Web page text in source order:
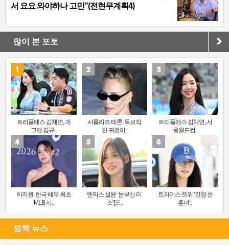
서 요요 와야하나 고민”(전현무계획4)
많이 본 포토
트리플에스 김채연, 개
그맨 김규..
샤를리즈 테론, 독보적
인 귀걸이..
트리플에스 김채연, 서
울월드컵..
하지원, 한국 배우 최초
MLB 시..
엔믹스 설윤 ‘눈부신 미
소’[포..
트와이스 쯔위 ‘갓경 쓴
훈녀’..
깜짝 뉴스